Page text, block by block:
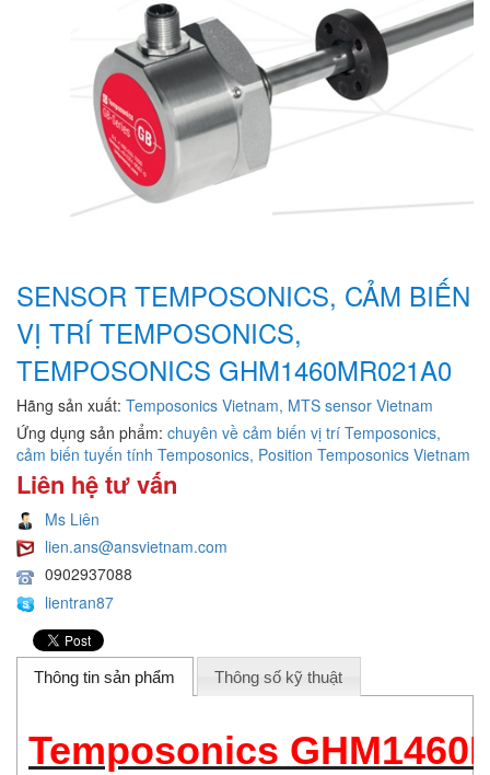
SENSOR TEMPOSONICS, CẢM BIẾN
VỊ TRÍ TEMPOSONICS,
TEMPOSONICS GHM1460MR021A0
Hãng sản xuất: Temposonics Vietnam, MTS sensor Vietnam
Ứng dụng sản phẩm: chuyên về cảm biến vị trí Temposonics,
cảm biến tuyến tính Temposonics, Position Temposonics Vietnam
Liên hệ tư vấn
Ms Liên
lien.ans@ansvietnam.com
0902937088
lientran87
Thông tin sản phẩm Thông số kỹ thuật
Temposonics